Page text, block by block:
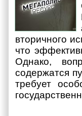
вторичного
что
Однако,
содержатся
требует